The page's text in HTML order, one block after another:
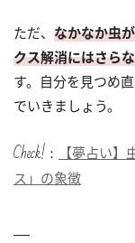
ただ、 なかなか虫
クス解消にはさら
す。自分を見つめ
でいきましょう。
Check!：
【夢占い
ス」の象徴